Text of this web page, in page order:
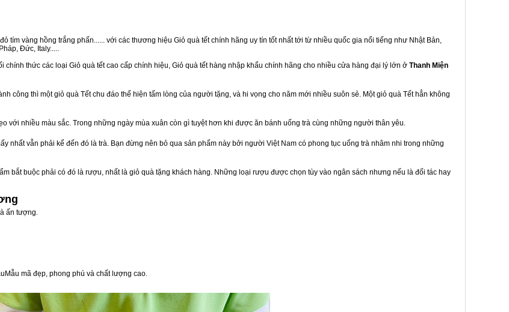
tím vàng hồng trắng phấn...... với các thương hiệu Giỏ quà tết chính hãng uy tín tốt nhất tới từ nhiều quốc gia nổi tiếng như Nhật Bản,
Đức, Italy.....
chính thức các loại Giỏ quà tết cao cấp chính hiệu, Giỏ quà tết hàng nhập khẩu chính hãng cho nhiều cửa hàng đại lý lớn ở Thanh Miện
công thì một giỏ quà Tết chu đáo thể hiện tấm lòng của người tặng, và hi vọng cho năm mới nhiều suôn sẻ. Một giỏ quà Tết hẳn không
với nhiều màu sắc. Trong những ngày mùa xuân còn gì tuyệt hơn khi được ăn bánh uống trà cùng những người thân yêu.
nhất vẫn phải kể đến đó là trà. Bạn đừng nên bỏ qua sản phẩm này bởi người Việt Nam có phong tục uống trà nhâm nhi trong những
bắt buộc phải có đó là rượu, nhất là giỏ quà tặng khách hàng. Những loại rượu được chọn tùy vào ngân sách nhưng nếu là đối tác hay
ấn tượng.
mã đẹp, phong phú và chất lượng cao.